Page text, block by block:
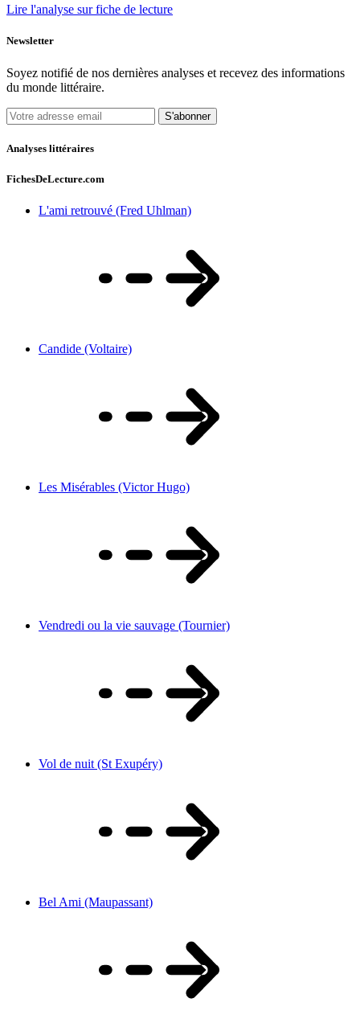
Lire l'analyse sur fiche de lecture
Newsletter
Soyez notifié de nos dernières analyses et recevez des informations
du monde littéraire.
S'abonner
Analyses littéraires
FichesDeLecture.com
L'ami retrouvé (Fred Uhlman)
Candide (Voltaire)
Les Misérables (Victor Hugo)
Vendredi ou la vie sauvage (Tournier)
Vol de nuit (St Exupéry)
Bel Ami (Maupassant)